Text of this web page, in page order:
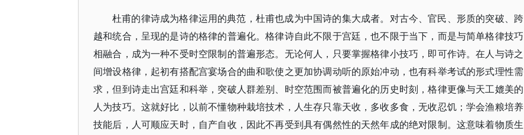
杜甫的律诗成为格律运用的典范，杜甫也成为中国诗的集大成者。对古今、官民、形质的突破、跨
越和统合，呈现的是诗的格律的普遍化。格律诗自此不限于宫廷，也不限于当下，而是与简单格律技巧
相融合，成为一种不受时空限制的普遍形态。无论何人，只要掌握格律小技巧，即可作诗。在人与诗之
间增设格律，起初有搭配宫宴场合的曲和歌使之更加协调动听的原始冲动，也有科举考试的形式理性需
求，但到诗走出宫廷和科举，突破人群差别、时空范围而被普遍化的历史时刻，格律更像与天工媲美的
人为技巧。这就好比，以前不懂物种栽培技术，人生存只靠天收，多收多食，无收忍饥；学会渔粮培养
技能后，人可顺应天时，自产自收，因此不再受到具有偶然性的天然年成的绝对限制。这意味着物质生